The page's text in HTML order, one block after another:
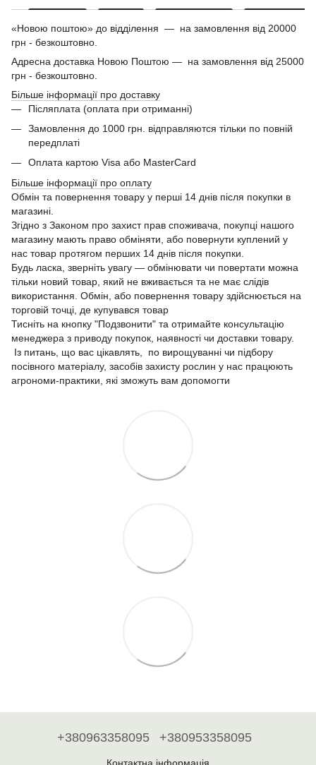
«Новою поштою» до відділення — на замовлення від 20000
грн - безкоштовно.
Адресна доставка Новою Поштою — на замовлення від 25000
грн - безкоштовно.
Більше інформації про доставку
Післяплата (оплата при отриманні)
Замовлення до 1000 грн. відправляются тільки по повній
передплаті
Оплата картою Visa або MasterCard
Більше інформації про оплату
Обмін та повернення товару у перші 14 днів після покупки в
магазині.
Згідно з Законом про захист прав споживача, покупці нашого
магазину мають право обміняти, або повернути куплений у
нас товар протягом перших 14 днів після покупки.
Будь ласка, зверніть увагу — обмінювати чи повертати можна
тільки новий товар, який не вживається та не має слідів
використання. Обмін, або повернення товару здійснюється на
торговій точці, де купувався товар
Тисніть на кнопку "Подзвонити" та отримайте консультацію
менеджера з приводу покупок, наявності чи доставки товару.
Із питань, що вас цікавлять, по вирощуванні чи підбору
посівного матеріалу, засобів захисту рослин у нас працюють
агрономи-практики, які зможуть вам допомогти
+380963358095 +380953358095
Контактна інформація